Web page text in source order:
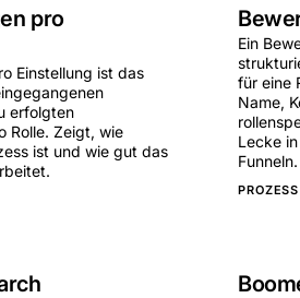
pro
Einstellung ist das
erfolgten
Rolle. Zeigt, wie
ist und wie gut das
Ein
für eine
Name,
Lecke
Funneln.